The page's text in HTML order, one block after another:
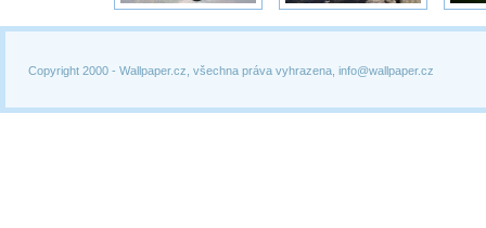
Copyright 2000 - Wallpaper.cz, všechna práva vyhrazena, info@wallpaper.cz